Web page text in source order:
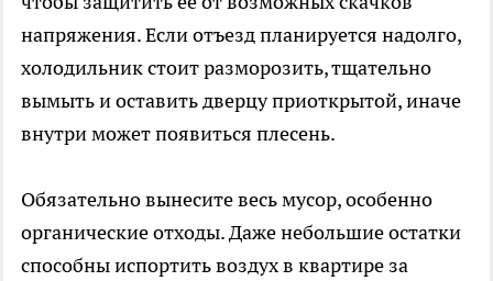
напряжения. Если отъезд планируется надолго,
холодильник стоит разморозить, тщательно
вымыть и оставить дверцу приоткрытой, иначе
внутри может появиться плесень.
Обязательно вынесите весь мусор, особенно
органические отходы. Даже небольшие остатки
способны испортить воздух в квартире за